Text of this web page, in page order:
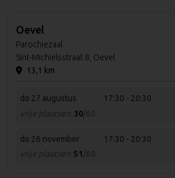
Oevel
Parochiezaal
Sint-Michielsstraat 8, Oevel
13,1 km
do 27 augustus
17:30 - 20:30
vrije plaatsen: 30/60
do 26 november
17:30 - 20:30
vrije plaatsen: 51/60